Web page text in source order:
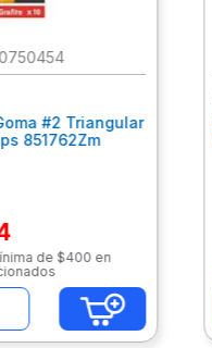
0750454
#2 Triangular
851762Zm
de $400 en